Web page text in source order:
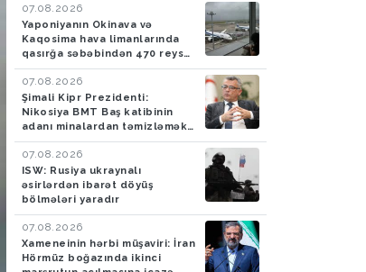
07.08.2026
Yaponiyanın Okinava və
Kaqosima hava limanlarında
qasırğa səbəbindən 470 reys
ləğv edilib
07.08.2026
Şimali Kipr Prezidenti:
Nikosiya BMT Baş katibinin
adanı minalardan təmizləmək
təklifini rədd edib
07.08.2026
ISW: Rusiya ukraynalı
əsirlərdən ibarət döyüş
bölmələri yaradır
07.08.2026
Xameneinin hərbi müşaviri: İran
Hörmüz boğazında ikinci